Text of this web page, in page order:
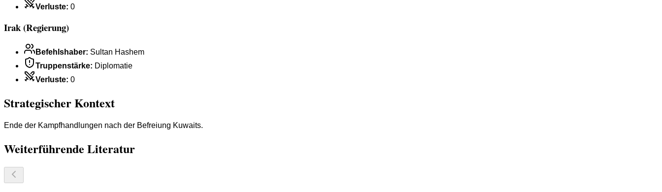
Verluste: 0
Irak (Regierung)
Befehlshaber: Sultan Hashem
Truppenstärke: Diplomatie
Verluste: 0
Strategischer Kontext
Ende der Kampfhandlungen nach der Befreiung Kuwaits.
Weiterführende Literatur